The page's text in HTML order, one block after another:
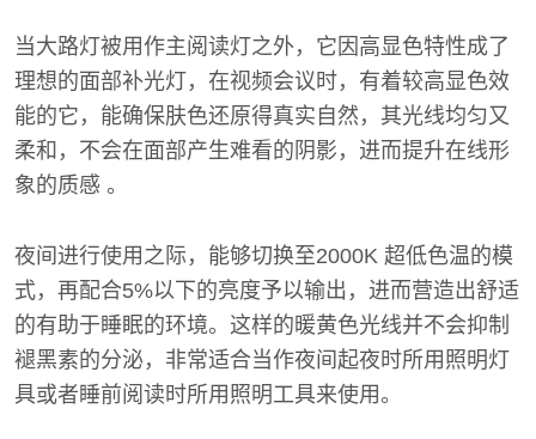
当大路灯被用作主阅读灯之外，它因高显色特性成了
理想的面部补光灯，在视频会议时，有着较高显色效
能的它，能确保肤色还原得真实自然，其光线均匀又
柔和，不会在面部产生难看的阴影，进而提升在线形
象的质感 。
夜间进行使用之际，能够切换至2000K 超低色温的模
式，再配合5%以下的亮度予以输出，进而营造出舒适
的有助于睡眠的环境。这样的暖黄色光线并不会抑制
褪黑素的分泌，非常适合当作夜间起夜时所用照明灯
具或者睡前阅读时所用照明工具来使用。